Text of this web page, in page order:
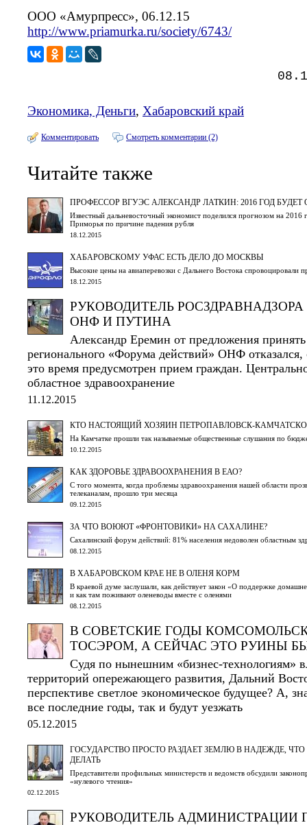
ООО «Амурпресс», 06.12.15
http://www.priamurka.ru/society/6743/
Экономика, Деньги, Хабаровский край
Комментировать Смотреть комментарии (2)
Читайте также
ПРОФЕССОР ВГУЭС АЛЕКСАНДР ЛАТКИН: 2016 ГОД
Известный дальневосточный экономист поделился прогнозом на 2016
Приморья по причине падения рубля
18.12.2015
ХАБАРОВСКОМУ УФАС ЕСТЬ ДЕЛО ДО МОСКВЫ
Высокие цены на авиаперевозки с Дальнего Востока спровоцировали
18.12.2015
РУКОВОДИТЕЛЬ
ОНФ И ПУТИНА
Александр Еремин от предложения принять
регионального «Форума действий» ОНФ отказался,
это время предусмотрен прием граждан.
областное здравоохранение
11.12.2015
КТО НАСТОЯЩИЙ ХОЗЯИН ПЕТРОПАВЛОВСК-
На Камчатке прошли так называемые общественные слушания по
10.12.2015
КАК ЗДОРОВЬЕ ЗДРАВООХРАНЕНИЯ В ЕАО?
С того момента, когда проблемы здравоохранения нашей области
телеканалам, прошло три месяца
09.12.2015
ЗА ЧТО ВОЮЮТ «ФРОНТОВИКИ» НА САХАЛИНЕ?
Сахалинский форум действий: 81% населения недоволен областным
08.12.2015
В ХАБАРОВСКОМ КРАЕ НЕ В ОЛЕНЯ КОРМ
В краевой думе заслушали, как действует закон «О поддержке
и как там поживают оленеводы вместе с оленями
08.12.2015
В СОВЕТСКИЕ ГОДЫ
ТОСЭРОМ, А СЕЙЧАС ЭТО РУИНЫ
Судя по нынешним «бизнес-технологиям»
территорий опережающего развития, Дальний
перспективе светлое экономическое будущее? А,
все последние годы, так и будут уезжать
05.12.2015
ГОСУДАРСТВО ПРОСТО РАЗДАЕТ ЗЕМЛЮ В НАДЕЖДЕ,
ДЕЛАТЬ
Представители профильных министерств и ведомств обсудили
«нулевого чтения»
02.12.2015
РУКОВОДИТЕЛЬ АДМИНИСТРАЦИИ